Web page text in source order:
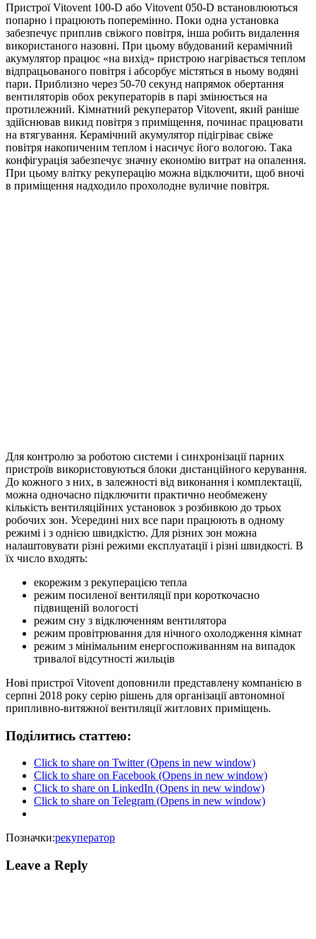
Пристрої Vitovent 100-D або Vitovent 050-D встановлюються
попарно і працюють поперемінно. Поки одна установка
забезпечує приплив свіжого повітря, інша робить видалення
використаного назовні. При цьому вбудований керамічний
акумулятор працює «на вихід» пристрою нагрівається теплом
відпрацьованого повітря і абсорбує містяться в ньому водяні
пари. Приблизно через 50-70 секунд напрямок обертання
вентиляторів обох рекуператорів в парі змінюється на
протилежний. Кімнатний рекуператор Vitovent, який раніше
здійснював викид повітря з приміщення, починає працювати
на втягування. Керамічний акумулятор підігріває свіже
повітря накопиченим теплом і насичує його вологою. Така
конфігурація забезпечує значну економію витрат на опалення.
При цьому влітку рекуперацію можна відключити, щоб вночі
в приміщення надходило прохолодне вуличне повітря.
Для контролю за роботою системи і синхронізації парних
пристроїв використовуються блоки дистанційного керування.
До кожного з них, в залежності від виконання і комплектації,
можна одночасно підключити практично необмежену
кількість вентиляційних установок з розбивкою до трьох
робочих зон. Усередині них все пари працюють в одному
режимі і з однією швидкістю. Для різних зон можна
налаштовувати різні режими експлуатації і різні швидкості. В
їх число входять:
екорежим з рекуперацією тепла
режим посиленої вентиляції при короткочасно
підвищеній вологості
режим сну з відключенням вентилятора
режим провітрювання для нічного охолодження кімнат
режим з мінімальним енергоспоживанням на випадок
тривалої відсутності жильців
Нові пристрої Vitovent доповнили представлену компанією в
серпні 2018 року серію рішень для організації автономної
припливно-витяжної вентиляції житлових приміщень.
Поділитись статтею:
Click to share on Twitter (Opens in new window)
Click to share on Facebook (Opens in new window)
Click to share on LinkedIn (Opens in new window)
Click to share on Telegram (Opens in new window)
Позначки:рекуператор
Leave a Reply